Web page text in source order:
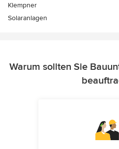
Klempner
Solaranlagen
Warum sollten Sie